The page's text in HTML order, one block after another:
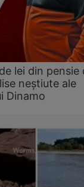
lei din pensie
neștiute ale
Dinamo